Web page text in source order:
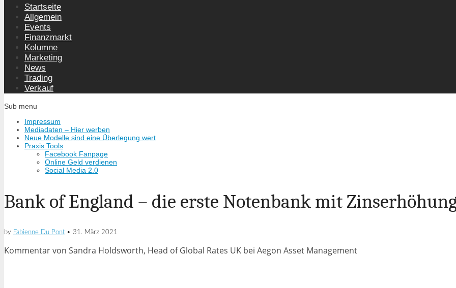
Startseite
Allgemein
Events
Finanzmarkt
Kolumne
Marketing
News
Trading
Verkauf
Sub menu
Impressum
Mediadaten – Hier werben
Neue Modelle sind eine Überlegung wert
Praxis Tools
Facebook Fanpage
Online Geld verdienen
Social Media 2.0
Bank of England – die erste Notenbank mit
by Fabienne Du Pont • 31. März 2021
Kommentar von Sandra Holdsworth, Head of Global Rates UK bei Aegon Asset Management